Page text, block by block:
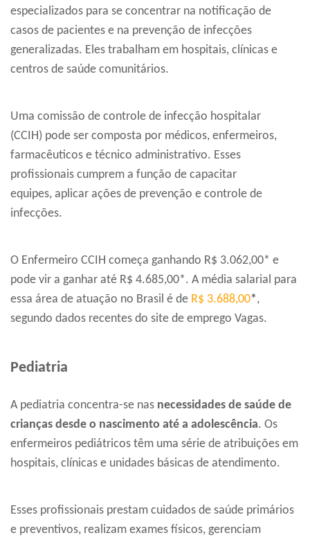
especializados para se concentrar na notificação de
casos de pacientes e na prevenção de infecções
generalizadas. Eles trabalham em hospitais, clínicas e
centros de saúde comunitários.
Uma comissão de controle de infecção hospitalar
(CCIH) pode ser composta por médicos, enfermeiros,
farmacêuticos e técnico administrativo. Esses
profissionais cumprem a função de capacitar
equipes, aplicar ações de prevenção e controle de
infecções.
O Enfermeiro CCIH começa ganhando R$ 3.062,00* e
pode vir a ganhar até R$ 4.685,00*. A média salarial para
essa área de atuação no Brasil é de R$ 3.688,00*,
segundo dados recentes do site de emprego Vagas.
Pediatria
A pediatria concentra-se nas necessidades de saúde de
crianças desde o nascimento até a adolescência. Os
enfermeiros pediátricos têm uma série de atribuições em
hospitais, clínicas e unidades básicas de atendimento.
Esses profissionais prestam cuidados de saúde primários
e preventivos, realizam exames físicos, gerenciam